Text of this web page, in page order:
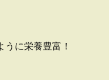
うに栄養豊富！